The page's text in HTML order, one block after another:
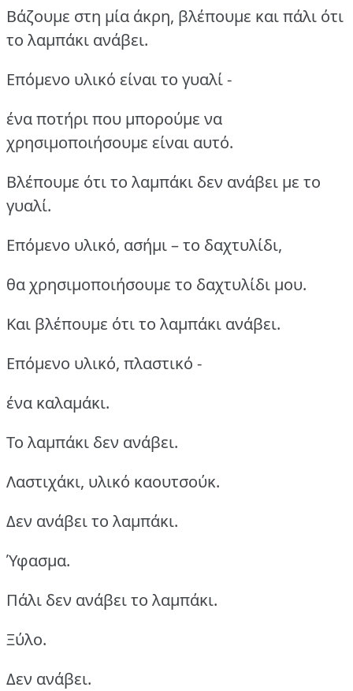
Βάζουμε στη μία άκρη, βλέπουμε και πάλι ότι
το λαμπάκι ανάβει.
Επόμενο υλικό είναι το γυαλί -
ένα ποτήρι που μπορούμε να
χρησιμοποιήσουμε είναι αυτό.
Βλέπουμε ότι το λαμπάκι δεν ανάβει με το
γυαλί.
Επόμενο υλικό, ασήμι – το δαχτυλίδι,
θα χρησιμοποιήσουμε το δαχτυλίδι μου.
Και βλέπουμε ότι το λαμπάκι ανάβει.
Επόμενο υλικό, πλαστικό -
ένα καλαμάκι.
Το λαμπάκι δεν ανάβει.
Λαστιχάκι, υλικό καουτσούκ.
Δεν ανάβει το λαμπάκι.
Ύφασμα.
Πάλι δεν ανάβει το λαμπάκι.
Ξύλο.
Δεν ανάβει.